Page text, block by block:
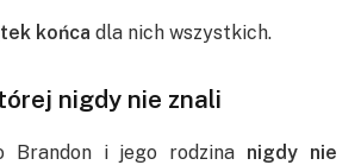
końca dla nich wszystkich.
nigdy nie znali
Brandon i jego rodzina nigdy nie